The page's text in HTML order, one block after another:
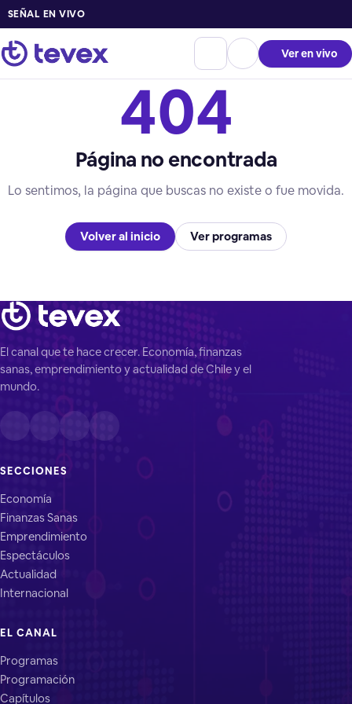
SEÑAL EN VIVO
Ver en vivo
404
Página no encontrada
Lo sentimos, la página que buscas no existe o fue movida.
Volver al inicio Ver programas
El canal que te hace crecer. Economía, finanzas
sanas, emprendimiento y actualidad de Chile y el
mundo.
SECCIONES
Economía
Finanzas Sanas
Emprendimiento
Espectáculos
Actualidad
Internacional
EL CANAL
Programas
Programación
Capítulos